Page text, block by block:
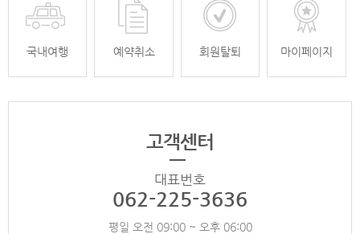
국내여행 예약취소 회원탈퇴 마이페이지
고객센터
대표번호
062-225-3636
평일 오전 09:00 ~ 오후 06:00